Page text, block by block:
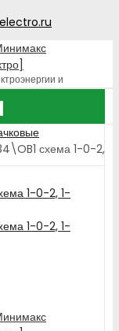
и
схема 1-0-2,